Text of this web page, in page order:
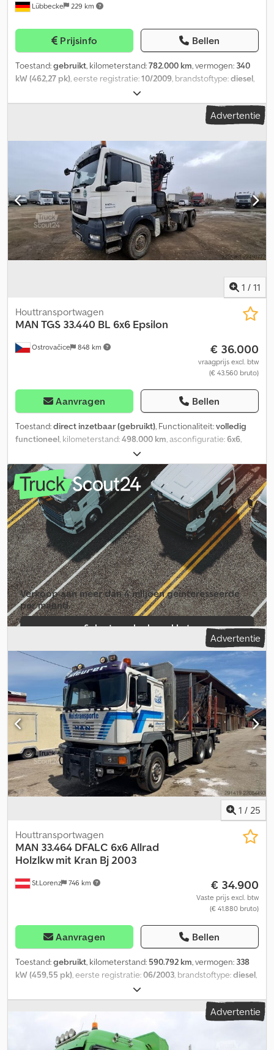
Lübbecke 229 km
Prijsinfo Bellen
Toestand:gebruikt, kilometerstand:782.000 km, vermogen: 340
kW (462,27 pk), eerste registratie:10/2009, brandstoftype:diesel,
diesel
groen, soort overbrenging:automatisch, emissieklasse:Euro 5,
ABS, EBS (Elektronisch Remsysteem),
retarder, tractieregeling, = Aanvullende opties en accessoires =
- Climate control - Intarder - Verwarming = Meer informatie =
Ledig gewicht: 26.000 kg GVW: 26.000 kg Dkedpfx Ahsxt Rzcemer
Aantal slaapplaatsen: 2 Verkoopprijs: € 12.500, US$ 14.240
Advertentie
1 / 11
Ostrovačice 848 km
Houttransportwagen
MAN TGS 33.440 BL 6x6 Epsilon
€ 36.000
vraagprijs excl. btw
(€ 43.560 bruto)
Aanvragen Bellen
Toestand:direct inzetbaar (gebruikt), Functionaliteit:volledig
functioneel, kilometerstand:498.000 km, asconfiguratie:6x6,
intarder
bestuurderscabine:slaapcabine, soort overbrenging:
mechanisch , ophanging: staal-lucht , Uitrusting: kraan, retarder,
Epsilon Q170Z96 kraan Ook te koop inclusief aanhangwagen.
Dkjdpszqrnljfx Ahmer
Verkoop aan meer dan 4 miljoen geïnte­resseerde
per maand.
Selecteer dealerpakket
Individuele advertentie aanmaken
Advertentie
1 / 25
St.Lorenz 746 km
Houttransportwagen
MAN 33.464 DFALC 6x6 Allrad
Holzlkw mit Kran Bj 2003
€ 34.900
Vaste prijs excl. btw
(€ 41.880 bruto)
Aanvragen Bellen
Toestand:gebruikt, kilometerstand: 590.792 km, vermogen: 338
kW (459,55 pk), eerste registratie:06/2003, brandstoftype:diesel,
, asconfiguratie:
retarder, kleur:wit, soort overbrenging:mechanisch,
, totale breedte:
, totale hoogte:
, laadruimte lengte:
, Uitrusting: kraan, vierwielaandrijving
Advertentie